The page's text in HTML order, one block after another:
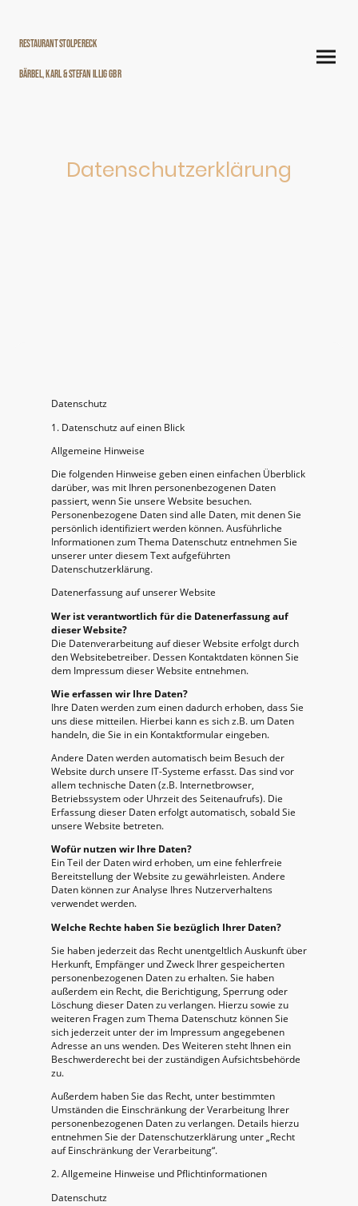
Restaurant Stolpereck
Bärbel, Karl & Stefan Illig GbR
Datenschutzerklärung
Datenschutz
1. Datenschutz auf einen Blick
Allgemeine Hinweise
Die folgenden Hinweise geben einen einfachen Überblick
darüber, was mit Ihren personenbezogenen Daten
passiert, wenn Sie unsere Website besuchen.
Personenbezogene Daten sind alle Daten, mit denen Sie
persönlich identifiziert werden können. Ausführliche
Informationen zum Thema Datenschutz entnehmen Sie
unserer unter diesem Text aufgeführten
Datenschutzerklärung.
Datenerfassung auf unserer Website
Wer ist verantwortlich für die Datenerfassung auf
dieser Website?
Die Datenverarbeitung auf dieser Website erfolgt durch
den Websitebetreiber. Dessen Kontaktdaten können Sie
dem Impressum dieser Website entnehmen.
Wie erfassen wir Ihre Daten?
Ihre Daten werden zum einen dadurch erhoben, dass Sie
uns diese mitteilen. Hierbei kann es sich z.B. um Daten
handeln, die Sie in ein Kontaktformular eingeben.
Andere Daten werden automatisch beim Besuch der
Website durch unsere IT-Systeme erfasst. Das sind vor
allem technische Daten (z.B. Internetbrowser,
Betriebssystem oder Uhrzeit des Seitenaufrufs). Die
Erfassung dieser Daten erfolgt automatisch, sobald Sie
unsere Website betreten.
Wofür nutzen wir Ihre Daten?
Ein Teil der Daten wird erhoben, um eine fehlerfreie
Bereitstellung der Website zu gewährleisten. Andere
Daten können zur Analyse Ihres Nutzerverhaltens
verwendet werden.
Welche Rechte haben Sie bezüglich Ihrer Daten?
Sie haben jederzeit das Recht unentgeltlich Auskunft über
Herkunft, Empfänger und Zweck Ihrer gespeicherten
personenbezogenen Daten zu erhalten. Sie haben
außerdem ein Recht, die Berichtigung, Sperrung oder
Löschung dieser Daten zu verlangen. Hierzu sowie zu
weiteren Fragen zum Thema Datenschutz können Sie
sich jederzeit unter der im Impressum angegebenen
Adresse an uns wenden. Des Weiteren steht Ihnen ein
Beschwerderecht bei der zuständigen Aufsichtsbehörde
zu.
Außerdem haben Sie das Recht, unter bestimmten
Umständen die Einschränkung der Verarbeitung Ihrer
personenbezogenen Daten zu verlangen. Details hierzu
entnehmen Sie der Datenschutzerklärung unter „Recht
auf Einschränkung der Verarbeitung“.
2. Allgemeine Hinweise und Pflichtinformationen
Datenschutz